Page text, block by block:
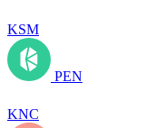
KSM
PEN
KNC